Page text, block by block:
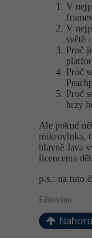
V
V
světě
Proč
Proč
Proč
brzy
Ale pokud
mikrovlnka,
hlavně Java
licencema
p.s.: na tuto
Editováno
Nahoru